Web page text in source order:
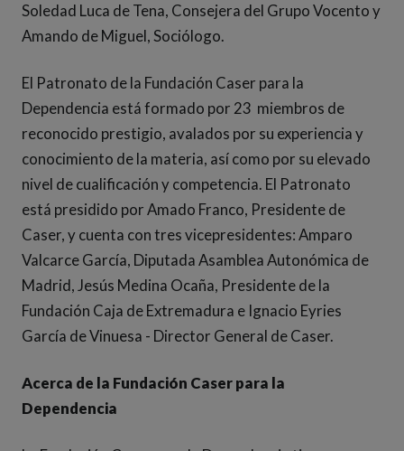
Soledad Luca de Tena, Consejera del Grupo Vocento y
Amando de Miguel, Sociólogo.
El Patronato de la Fundación Caser para la
Dependencia está formado por 23 miembros de
reconocido prestigio, avalados por su experiencia y
conocimiento de la materia, así como por su elevado
nivel de cualificación y competencia. El Patronato
está presidido por Amado Franco, Presidente de
Caser, y cuenta con tres vicepresidentes: Amparo
Valcarce García, Diputada Asamblea Autonómica de
Madrid, Jesús Medina Ocaña, Presidente de la
Fundación Caja de Extremadura e Ignacio Eyries
García de Vinuesa - Director General de Caser.
Acerca de la Fundación Caser para la
Dependencia